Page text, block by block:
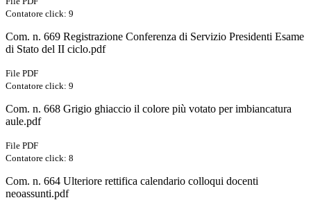
Contatore click: 9
Com. n. 669 Registrazione Conferenza di Servizio Presidenti Esame
di Stato del II ciclo.pdf
File PDF
Contatore click: 9
Com. n. 668 Grigio ghiaccio il colore più votato per imbiancatura
aule.pdf
File PDF
Contatore click: 8
Com. n. 664 Ulteriore rettifica calendario colloqui docenti
neoassunti.pdf